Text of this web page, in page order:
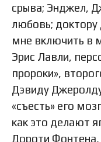
срыва; Энджел,
любовь;
мне включить в
Эрис Лавли,
пророки»,
Дэвиду
«съесть» его
как это делают
Дороти